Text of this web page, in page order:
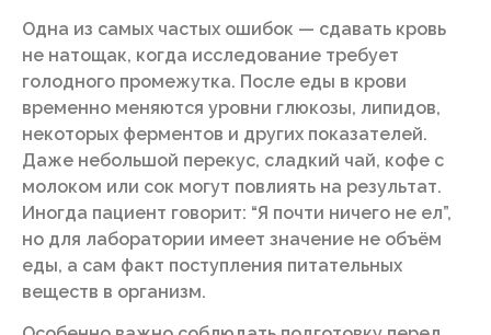
Одна из самых частых ошибок — сдавать кровь
не натощак, когда исследование требует
голодного промежутка. После еды в крови
временно меняются уровни глюкозы, липидов,
некоторых ферментов и других показателей.
Даже небольшой перекус, сладкий чай, кофе с
молоком или сок могут повлиять на результат.
Иногда пациент говорит: “Я почти ничего не ел”,
но для лаборатории имеет значение не объём
еды, а сам факт поступления питательных
веществ в организм.